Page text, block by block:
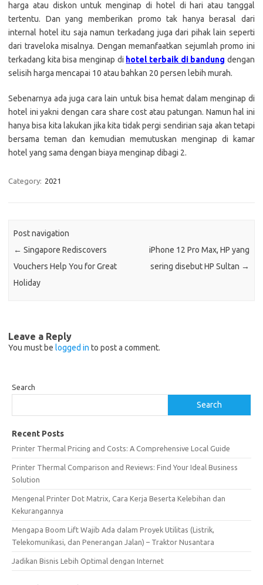
harga atau diskon untuk menginap di hotel di hari atau tanggal
tertentu. Dan yang memberikan promo tak hanya berasal dari
internal hotel itu saja namun terkadang juga dari pihak lain seperti
dari traveloka misalnya. Dengan memanfaatkan sejumlah promo ini
terkadang kita bisa menginap di hotel terbaik di bandung dengan
selisih harga mencapai 10 atau bahkan 20 persen lebih murah.
Sebenarnya ada juga cara lain untuk bisa hemat dalam menginap di
hotel ini yakni dengan cara share cost atau patungan. Namun hal ini
hanya bisa kita lakukan jika kita tidak pergi sendirian saja akan tetapi
bersama teman dan kemudian memutuskan menginap di kamar
hotel yang sama dengan biaya menginap dibagi 2.
Category: 2021
Post navigation
← Singapore Rediscovers
Vouchers Help You for Great
Holiday
iPhone 12 Pro Max, HP yang
sering disebut HP Sultan →
Leave a Reply
You must be logged in to post a comment.
Search
Search
Recent Posts
Printer Thermal Pricing and Costs: A Comprehensive Local Guide
Printer Thermal Comparison and Reviews: Find Your Ideal Business
Solution
Mengenal Printer Dot Matrix, Cara Kerja Beserta Kelebihan dan
Kekurangannya
Mengapa Boom Lift Wajib Ada dalam Proyek Utilitas (Listrik,
Telekomunikasi, dan Penerangan Jalan) – Traktor Nusantara
Jadikan Bisnis Lebih Optimal dengan Internet